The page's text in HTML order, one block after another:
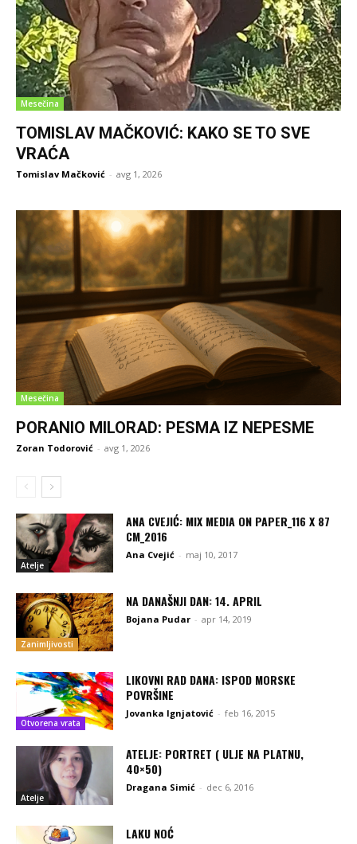
Mesečina
TOMISLAV MAČKOVIĆ: KAKO SE TO SVE
VRAĆA
Tomislav Mačković - avg 1, 2026
Mesečina
PORANIO MILORAD: PESMA IZ NEPESME
Zoran Todorović - avg 1, 2026
Atelje
ANA CVEJIĆ: MIX MEDIA ON PAPER_116 X 87
CM_2016
Ana Cvejić - maj 10, 2017
Zanimljivosti
NA DANAŠNJI DAN: 14. APRIL
Bojana Pudar - apr 14, 2019
Otvorena vrata
LIKOVNI RAD DANA: ISPOD MORSKE
POVRŠINE
Jovanka Ignjatović - feb 16, 2015
Atelje
ATELJE: PORTRET ( ULJE NA PLATNU,
40×50)
Dragana Simić - dec 6, 2016
LAKU NOĆ